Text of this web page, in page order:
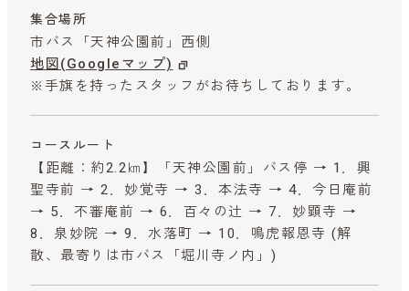
集合場所
市バス「天神公園前」西側
地図(Googleマップ)
※手旗を持ったスタッフがお待ちしております。
コースルート
【距離：約2.2㎞】「天神公園前」バス停 → 1．興
聖寺前 → 2．妙覚寺 → 3．本法寺 → 4．今日庵前
→ 5．不審庵前 → 6．百々の辻 → 7．妙顕寺 →
8．泉妙院 → 9．水落町 → 10．鳴虎報恩寺 (解
散、最寄りは市バス「堀川寺ノ内」)